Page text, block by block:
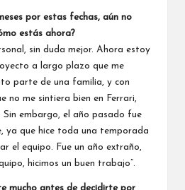
por estas fechas, aún no
estás ahora?
sin duda mejor. Ahora estoy
a largo plazo que me
parte de una familia, y con
no me sintiera bien en Ferrari,
embargo, el año pasado fue
ya que hice toda una temporada
el equipo. Fue un año extraño,
hicimos un buen trabajo”.
mucho antes de decidirte por